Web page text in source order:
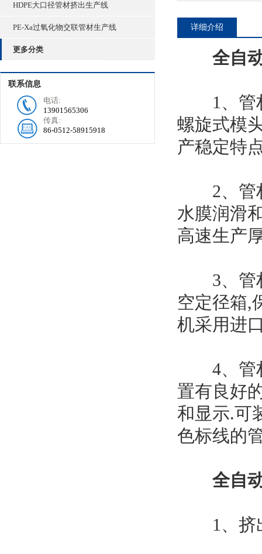
HDPE大口径管材挤出生产线
PE-Xa过氧化物交联管材生产线
更多分类
联系信息
电话:
13901565306
传真:
86-0512-58915918
详细介绍
全自
1、管材
螺旋式模
产稳定特
2、管材
水膜润滑
高速生产
3、管材
空定径箱,
机采用进
4、管材
置有良好
和显示.可
色标线的
全自
1、挤出